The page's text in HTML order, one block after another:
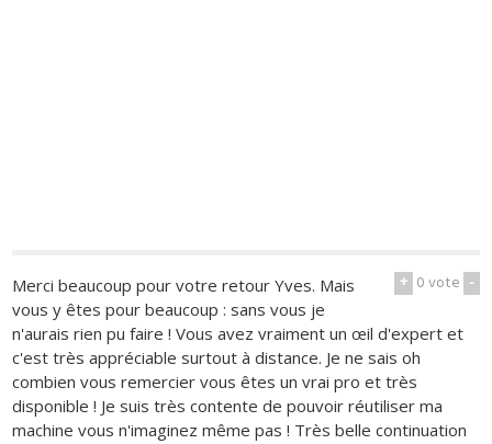
+ 0vote -
Merci beaucoup pour votre retour Yves. Mais
vous y êtes pour beaucoup : sans vous je
n'aurais rien pu faire ! Vous avez vraiment un œil d'expert et
c'est très appréciable surtout à distance. Je ne sais oh
combien vous remercier vous êtes un vrai pro et très
disponible ! Je suis très contente de pouvoir réutiliser ma
machine vous n'imaginez même pas ! Très belle continuation